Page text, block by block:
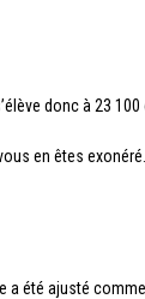
donc à 23 100
en êtes
a été ajusté